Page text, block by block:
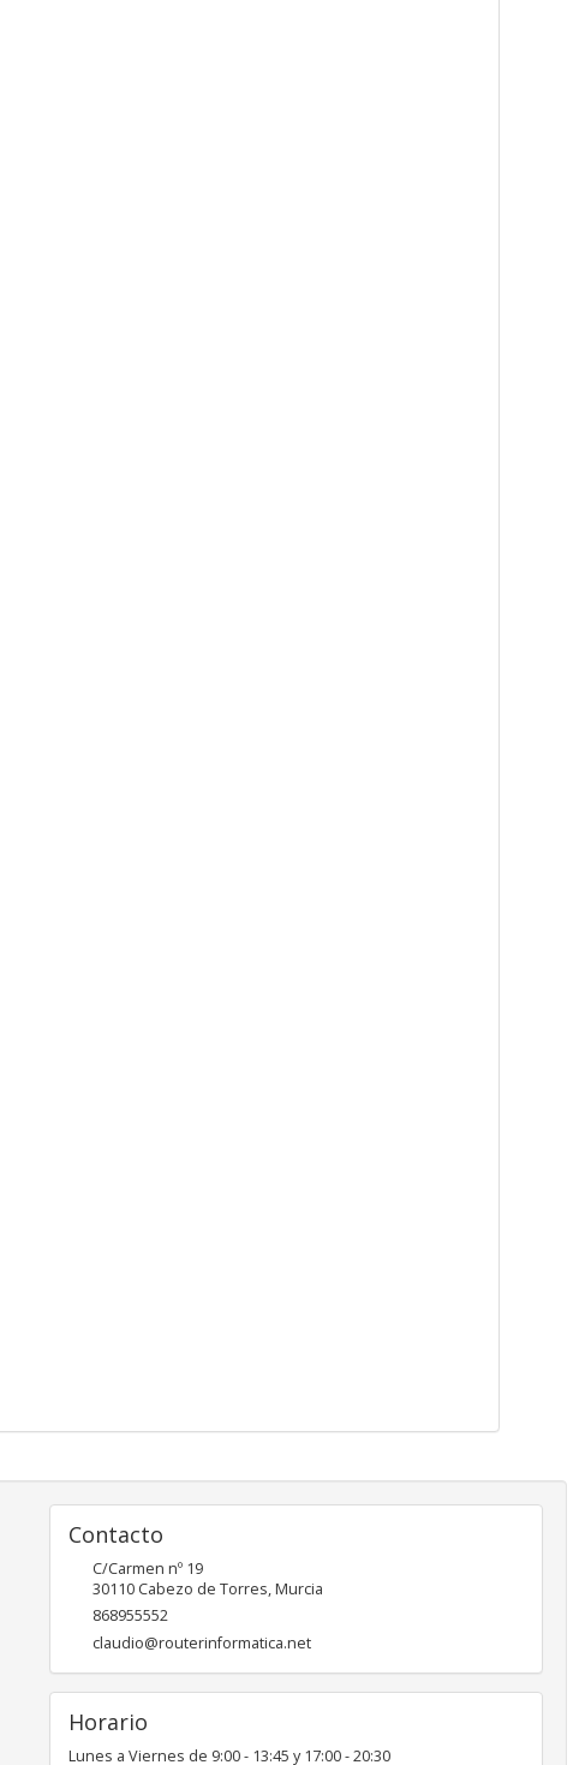
Contacto
C/Carmen nº 19
30110 Cabezo de Torres,Murcia
868955552
claudio@routerinformatica.net
Horario
Lunes a Viernes de 9:00 - 13:45 y 17:00 - 20:30